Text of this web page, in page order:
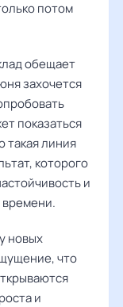
потом
обещает
захочется
показаться
такая линия
которого
и
времени.
новых
что
и